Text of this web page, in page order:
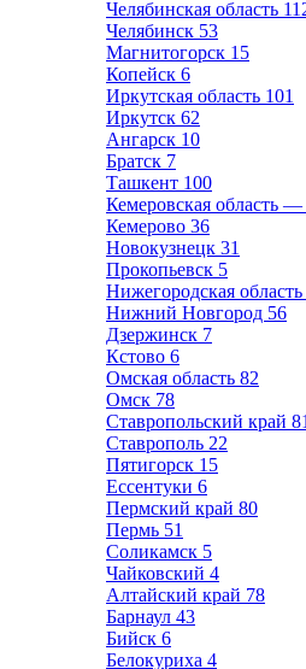
Челябинская область
Челябинск 53
Магнитогорск 15
Копейск 6
Иркутская область 101
Иркутск 62
Ангарск 10
Братск 7
Ташкент 100
Кемеровская область —
Кемерово 36
Новокузнецк 31
Прокопьевск 5
Нижегородская область
Нижний Новгород 56
Дзержинск 7
Кстово 6
Омская область 82
Омск 78
Ставропольский край 81
Ставрополь 22
Пятигорск 15
Ессентуки 6
Пермский край 80
Пермь 51
Соликамск 5
Чайковский 4
Алтайский край 78
Барнаул 43
Бийск 6
Белокуриха 4